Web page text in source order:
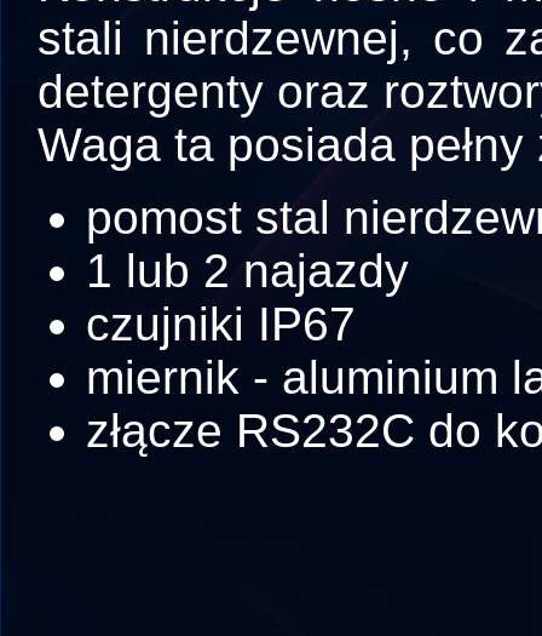
stali nierdzewnej, co
detergenty oraz
Waga ta posiada
pomost stal
1 lub 2 najazdy
czujniki IP67
miernik - aluminium
złącze RS232C do